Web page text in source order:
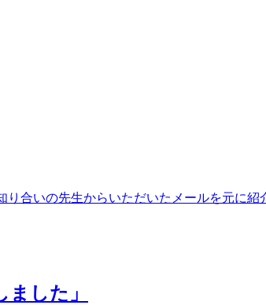
合いの先生からいただいたメールを元に紹
した」